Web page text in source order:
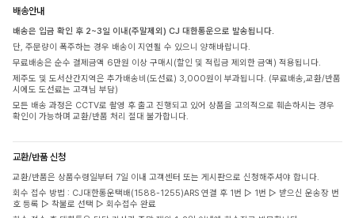
배송안내
배송은 입금 확인 후 2~3일 이내(주말제외) CJ 대한통운으로 발송됩니다.
단, 주문량이 폭주하는 경우 배송이 지연될 수 있으니 양해바랍니다.
무료배송은 순수 결제금액 6만원 이상 구매시(할인 및 적립금 제외한 금액) 적용됩니다.
제주도 및 도서산간지역은 추가배송비(도선료) 3,000원이 부과됩니다. (무료배송,교환/반품
시에도 도선료는 고객님 부담)
모든 배송 과정은 CCTV로 촬영 후 출고 진행되고 있어 상품을 고의적으로 훼손하시는 경우
확인이 가능하며 교환/반품 처리 절대 불가합니다.
교환/반품 신청
교환/반품은 상품수령일부터 7일 이내 고객센터 또는 게시판으로 신청해주셔야 합니다.
회수 접수 방법 : CJ대한통운택배(1588-1255)ARS 연결 후 1번 ▷ 1번 ▷ 받으신 운송장 번
호 등록 ▷ 착불로 선택 ▷ 회수접수 완료